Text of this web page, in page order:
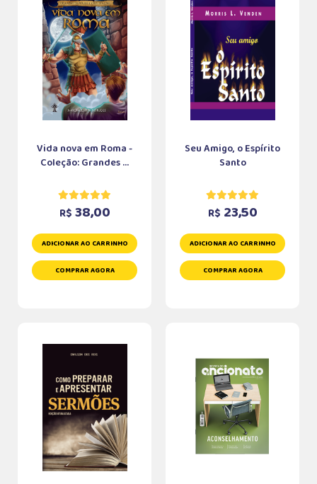
Vida nova em Roma -
Coleção: Grandes ...
R$ 38,00
ADICIONAR AO CARRINHO
COMPRAR AGORA
Seu Amigo, o Espírito
Santo
R$ 23,50
ADICIONAR AO CARRINHO
COMPRAR AGORA